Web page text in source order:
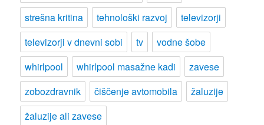
strešna kritina
tehnološki razvoj
televizorji
televizorji v dnevni sobi
tv
vodne šobe
whirlpool
whirlpool masažne kadi
zavese
zobozdravnik
čiščenje avtomobila
žaluzije
žaluzije ali zavese